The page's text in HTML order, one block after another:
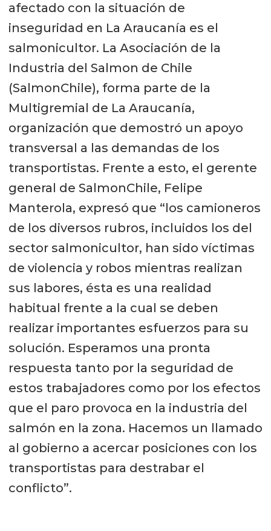
afectado con la situación de
inseguridad en La Araucanía es el
salmonicultor. La Asociación de la
Industria del Salmon de Chile
(SalmonChile), forma parte de la
Multigremial de La Araucanía,
organización que demostró un apoyo
transversal a las demandas de los
transportistas. Frente a esto, el gerente
general de SalmonChile, Felipe
Manterola, expresó que “los camioneros
de los diversos rubros, incluidos los del
sector salmonicultor, han sido víctimas
de violencia y robos mientras realizan
sus labores, ésta es una realidad
habitual frente a la cual se deben
realizar importantes esfuerzos para su
solución. Esperamos una pronta
respuesta tanto por la seguridad de
estos trabajadores como por los efectos
que el paro provoca en la industria del
salmón en la zona. Hacemos un llamado
al gobierno a acercar posiciones con los
transportistas para destrabar el
conflicto”.